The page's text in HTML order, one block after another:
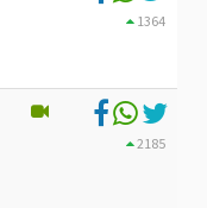
1364
2185